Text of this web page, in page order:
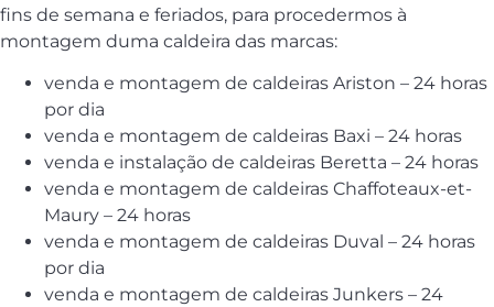
fins de semana e feriados, para procedermos à
montagem duma caldeira das marcas:
venda e montagem de caldeiras Ariston – 24 horas
por dia
venda e montagem de caldeiras Baxi – 24 horas
venda e instalação de caldeiras Beretta – 24 horas
venda e montagem de caldeiras Chaffoteaux-et-
Maury – 24 horas
venda e montagem de caldeiras Duval – 24 horas
por dia
venda e montagem de caldeiras Junkers – 24